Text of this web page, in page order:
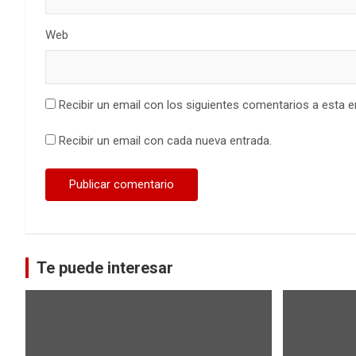
Web
Recibir un email con los siguientes comentarios a esta
Recibir un email con cada nueva entrada.
Te puede interesar